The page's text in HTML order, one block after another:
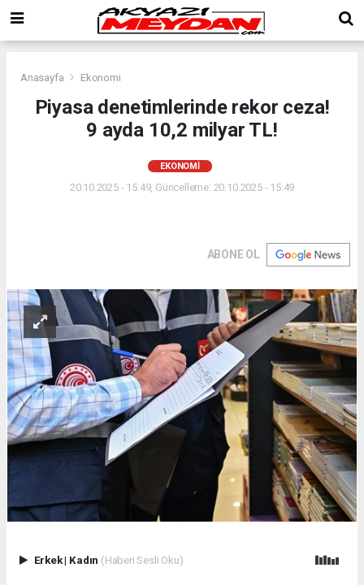
Anasayfa Ekonomi
Piyasa denetimlerinde rekor ceza!
9 ayda 10,2 milyar TL!
EKONOMI
20.10.2025 - 15:49, Güncelleme: 20.10.2025 - 15:49
ABONE OL
Erkek| Kadın (Haberi Sesli Oku)